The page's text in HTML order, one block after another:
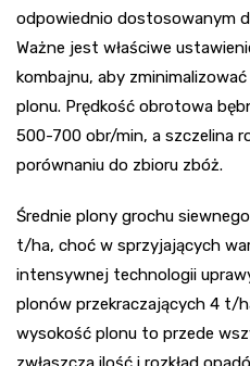
odpowiednio dostosowanym
Ważne jest właściwe
kombajnu, aby
plonu. Prędkość obrotowa
500-700 obr/min, a szczelina
porównaniu do zbioru zbóż.
Średnie plony grochu
t/ha, choć w sprzyjających
intensywnej technologii
plonów przekraczających 4 t/
wysokość plonu to przede